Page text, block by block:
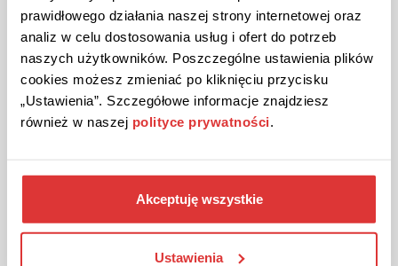
prawidłowego działania naszej strony internetowej oraz
analiz w celu dostosowania usług i ofert do potrzeb
naszych użytkowników. Poszczególne ustawienia plików
cookies możesz zmieniać po kliknięciu przycisku
„Ustawienia”. Szczegółowe informacje znajdziesz
również w naszej polityce prywatności.
Akceptuję wszystkie
Ustawienia
PROMOCJA
Tylko 15 zł miesięcznie za dodatkowy numer w NJU
Mobile!
Za dodatkowy numer w abonamencie bez limitu płacisz tylko
15 zł miesięcznie w Nju mobile!
Kupon ważny do odwołania 2